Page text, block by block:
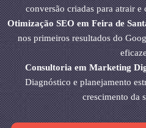
conversão criadas para atrair
Otimização SEO em Feira de
nos primeiros resultados do
Consultoria em Marketing
Diagnóstico e planejamento
crescimento da